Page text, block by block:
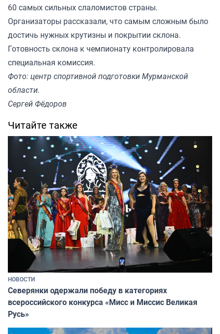
60 самых сильных слаломистов страны.
Организаторы рассказали, что самым сложным было
достичь нужных крутизны и покрытии склона.
Готовность склона к чемпионату контролировала
специальная комиссия.
Фото: центр спортивной подготовки Мурманской
области.
Сергей Фёдоров
Читайте также
НОВОСТИ
Северянки одержали победу в категориях
всероссийского конкурса «Мисс и Миссис Великая
Русь»